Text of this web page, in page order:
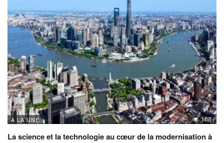
A LA UNE 108
La science et la technologie au cœur de la modernisation à